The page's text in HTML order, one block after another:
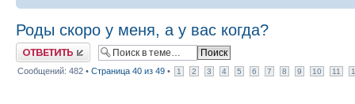
Роды скоро у меня, а у вас когда?
Ответить
Сообщений: 482 • Страница 40 из 49 • 1 2 3 4 5 6 7 8 9 10 11